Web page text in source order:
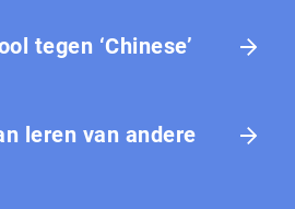
tegen ‘Chinese’
leren van andere